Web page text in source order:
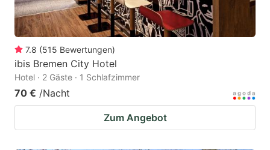
7.8 (515 Bewertungen)
ibis Bremen City Hotel
Hotel · 2 Gäste · 1 Schlafzimmer
70 € /Nacht
Zum Angebot